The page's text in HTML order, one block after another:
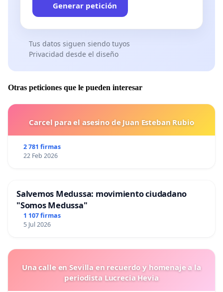
Generar petición
Tus datos siguen siendo tuyos
Privacidad desde el diseño
Otras peticiones que le pueden interesar
Carcel para el asesino de Juan Esteban Rubio
2 781 firmas
22 Feb 2026
Salvemos Medussa: movimiento ciudadano
"Somos Medussa"
1 107 firmas
5 Jul 2026
Una calle en Sevilla en recuerdo y homenaje a la
periodista Lucrecia Hevia